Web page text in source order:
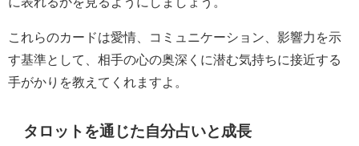
これらのカードは愛情、コミュニケーション、影響力を示
す基準として、相手の心の奥深くに潜む気持ちに接近する
手がかりを教えてくれますよ。
タロットを通じた自分占いと成長